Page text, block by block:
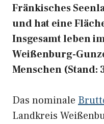
Fränkisches
und hat eine
Insgesamt leben
Weißenburg-
Menschen (Stand:
Das nominale
Landkreis